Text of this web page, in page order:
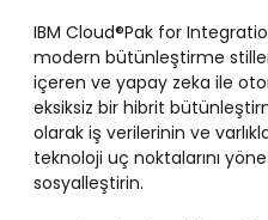
IBM Cloud®Pak for
modern bütünleştirme
içeren ve yapay zeka ile
eksiksiz bir hibrit
olarak iş verilerinin ve
teknoloji uç noktalarını
sosyalleştirin.